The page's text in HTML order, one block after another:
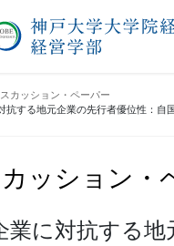
カッション・ペーパー
抗する地元企業の先行者優位性：自
ッション・
業に対抗する地